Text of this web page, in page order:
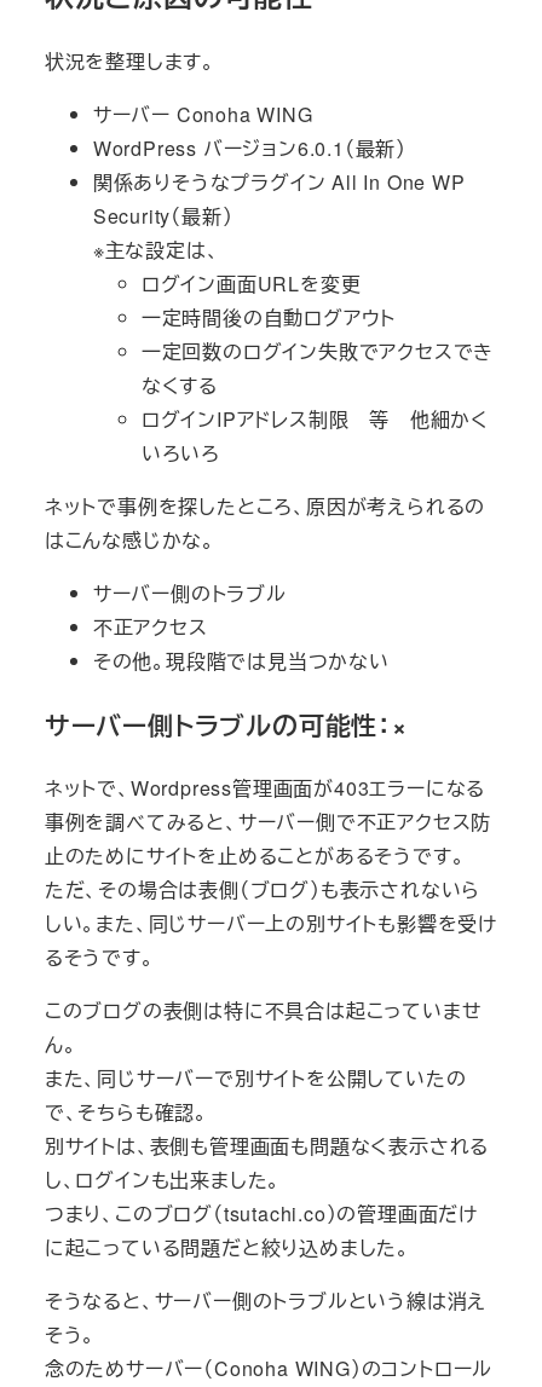
状況を整理します。
サーバー Conoha WING
WordPress バージョン6.0.1（最新）
関係ありそうなプラグイン All In One WP
Security（最新）
※主な設定は、
ログイン画面URLを変更
一定時間後の自動ログアウト
一定回数のログイン失敗でアクセスでき
なくする
ログインIPアドレス制限 等 他細かく
いろいろ
ネットで事例を探したところ、原因が考えられるの
はこんな感じかな。
サーバー側のトラブル
不正アクセス
その他。現段階では見当つかない
サーバー側トラブルの可能性：×
ネットで、Wordpress管理画面が403エラーになる
事例を調べてみると、サーバー側で不正アクセス防
止のためにサイトを止めることがあるそうです。
ただ、その場合は表側（ブログ）も表示されないら
しい。また、同じサーバー上の別サイトも影響を受け
るそうです。
このブログの表側は特に不具合は起こっていませ
ん。
また、同じサーバーで別サイトを公開していたの
で、そちらも確認。
別サイトは、表側も管理画面も問題なく表示される
し、ログインも出来ました。
つまり、このブログ（tsutachi.co）の管理画面だけ
に起こっている問題だと絞り込めました。
そうなると、サーバー側のトラブルという線は消え
そう。
念のためサーバー（Conoha WING）のコントロール